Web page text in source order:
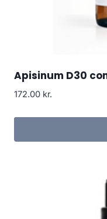
Apisinum D30
172.00 kr.